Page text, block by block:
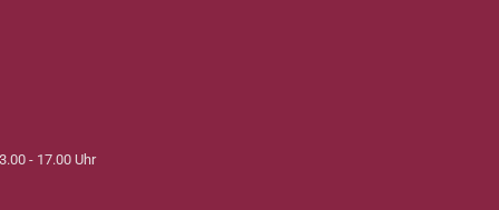
- 17.00 Uhr